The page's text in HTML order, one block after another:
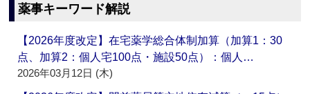
薬事キーワード解説
【2026年度改定】在宅薬学総合体制加算（加算1：30
点、加算2：個人宅100点・施設50点）：個人…
2026年03月12日 (木)